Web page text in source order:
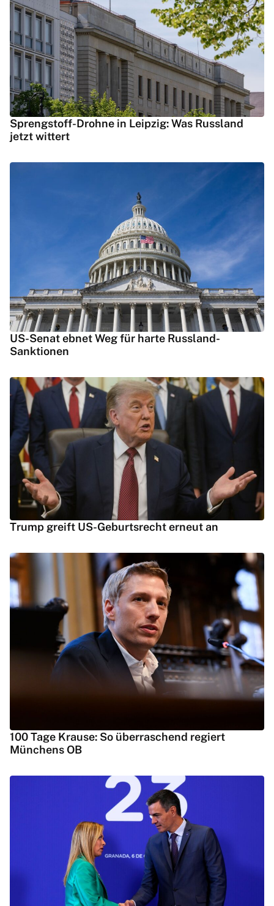
Sprengstoff-Drohne in Leipzig: Was Russland
jetzt wittert
US-Senat ebnet Weg für harte Russland-
Sanktionen
Trump greift US-Geburtsrecht erneut an
100 Tage Krause: So überraschend regiert
Münchens OB